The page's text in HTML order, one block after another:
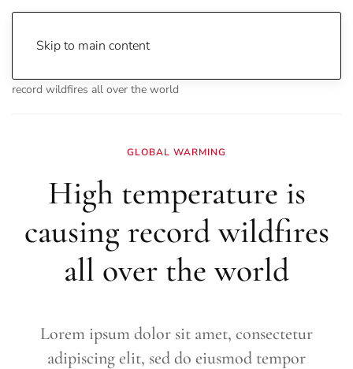
Skip to main content
record wildfires all over the world
GLOBAL WARMING
High temperature is
causing record wildfires
all over the world
Lorem ipsum dolor sit amet, consectetur
adipiscing elit, sed do eiusmod tempor